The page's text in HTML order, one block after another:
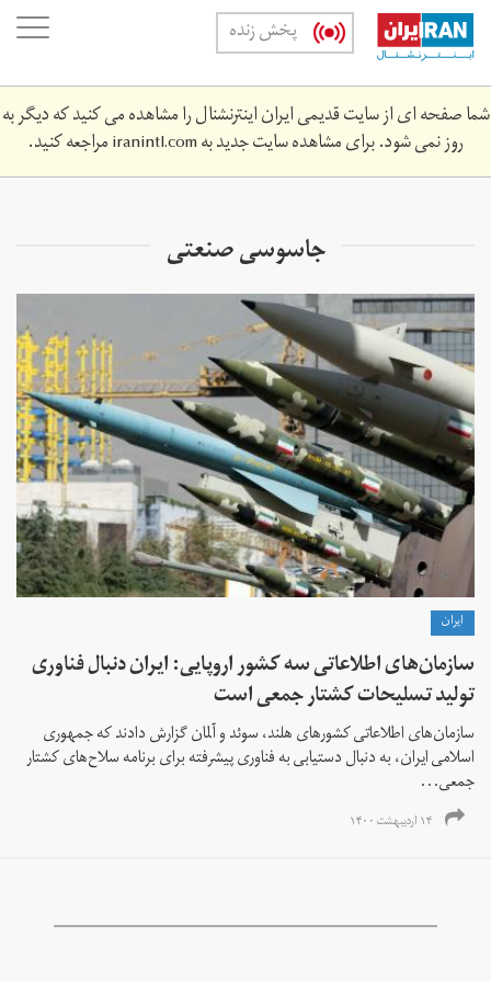
Skip
main
content
پخش زنده
شما صفحه ای از سایت قدیمی ایران اینترنشنال را مشاهده می کنید که دیگر به
روز نمی شود. برای مشاهده سایت جدید بهiranintl.comمراجعه کنید.
جاسوسی صنعتی
ايران
سازمان‌های اطلاعاتی سه کشور اروپایی: ایران دنبال فناوری‌
تولید تسلیحات کشتار جمعی است
سازمان‌های اطلاعاتی کشورهای هلند، سوئد و آلمان گزارش دادند که جمهوری
اسلامی ایران، به دنبال دستیابی به فناوری پیشرفته برای برنامه سلاح‌های کشتار
جمعی...
۱۴ اردیبهشت ۱۴۰۰